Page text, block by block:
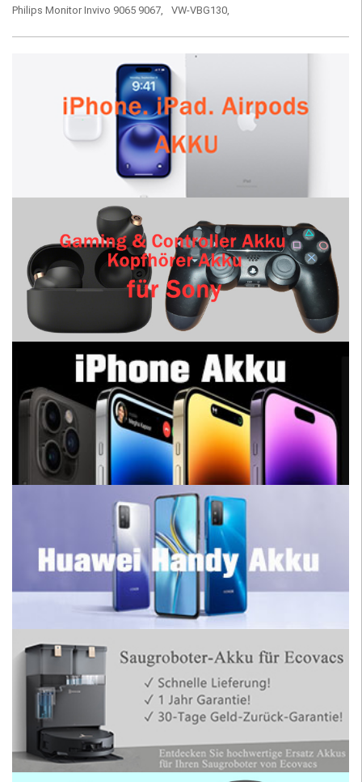
Philips Monitor Invivo 9065 9067, VW-VBG130,